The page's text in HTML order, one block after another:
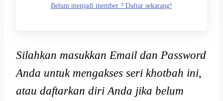
Belum menjadi member ? Daftar sekarang!
Silahkan masukkan Email dan Password
Anda untuk mengakses seri khotbah ini,
atau daftarkan diri Anda jika belum